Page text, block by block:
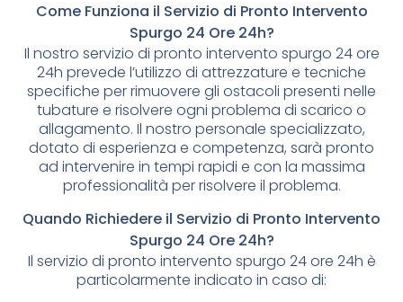
Come Funziona il Servizio di Pronto Intervento
Spurgo 24 Ore 24h?
Il nostro servizio di pronto intervento spurgo 24 ore
24h prevede l’utilizzo di attrezzature e tecniche
specifiche per rimuovere gli ostacoli presenti nelle
tubature e risolvere ogni problema di scarico o
allagamento. Il nostro personale specializzato,
dotato di esperienza e competenza, sarà pronto
ad intervenire in tempi rapidi e con la massima
professionalità per risolvere il problema.
Quando Richiedere il Servizio di Pronto Intervento
Spurgo 24 Ore 24h?
Il servizio di pronto intervento spurgo 24 ore 24h è
particolarmente indicato in caso di: